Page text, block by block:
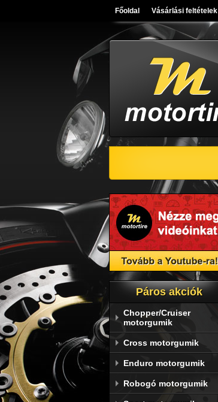
Főoldal Vásárlási feltételek
Páros akciók
Chopper/Cruiser
motorgumik
Cross motorgumik
Enduro motorgumik
Robogó motorgumik